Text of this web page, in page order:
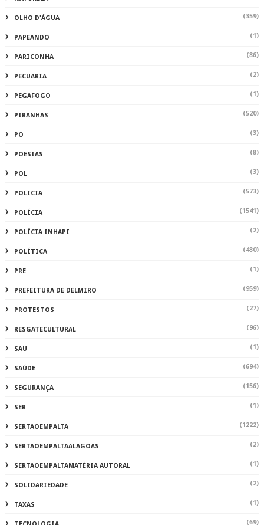
OLHO D'ÁGUA (359)
PAPEANDO (1)
PARICONHA (86)
PECUARIA (2)
PEGAFOGO (1)
PIRANHAS (520)
PO (3)
POESIAS (8)
POL (3)
POLICIA (573)
POLÍCIA (1541)
POLÍCIA INHAPI (2)
POLÍTICA (480)
PRE (1)
PREFEITURA DE DELMIRO (959)
PROTESTOS (27)
RESGATECULTURAL (96)
SAU (1)
SAÚDE (694)
SEGURANÇA (156)
SER (1)
SERTAOEMPALTA (1222)
SERTAOEMPALTAALAGOAS (2)
SERTAOEMPALTAMATÉRIA AUTORAL (1)
SOLIDARIEDADE (2)
TAXAS (1)
(69)